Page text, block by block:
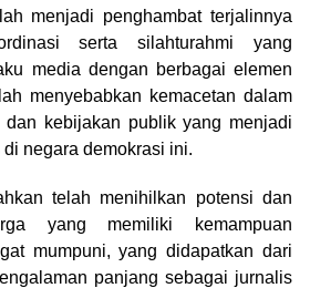
menjadi penghambat terjalinnya
serta silahturahmi yang
media dengan berbagai elemen
menyebabkan kemacetan dalam
dan kebijakan publik yang menjadi
negara demokrasi ini.
telah menihilkan potensi dan
yang memiliki kemampuan
mumpuni, yang didapatkan dari
panjang sebagai jurnalis